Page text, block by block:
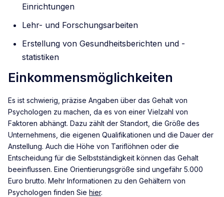
Einrichtungen
Lehr- und Forschungsarbeiten
Erstellung von Gesundheitsberichten und -
statistiken
Einkommensmöglichkeiten
Es ist schwierig, präzise Angaben über das Gehalt von
Psychologen zu machen, da es von einer Vielzahl von
Faktoren abhängt. Dazu zählt der Standort, die Größe des
Unternehmens, die eigenen Qualifikationen und die Dauer der
Anstellung. Auch die Höhe von Tariflöhnen oder die
Entscheidung für die Selbstständigkeit können das Gehalt
beeinflussen. Eine Orientierungsgröße sind ungefähr 5.000
Euro brutto. Mehr Informationen zu den Gehältern von
Psychologen finden Sie hier.